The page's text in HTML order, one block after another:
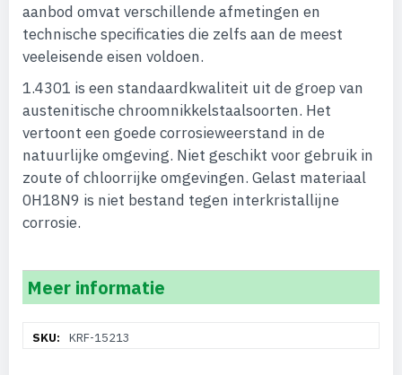
aanbod omvat verschillende afmetingen en
technische specificaties die zelfs aan de meest
veeleisende eisen voldoen.
1.4301 is een standaardkwaliteit uit de groep van
austenitische chroomnikkelstaalsoorten. Het
vertoont een goede corrosieweerstand in de
natuurlijke omgeving. Niet geschikt voor gebruik in
zoute of chloorrijke omgevingen. Gelast materiaal
0H18N9 is niet bestand tegen interkristallijne
corrosie.
Meer informatie
informatieKRF-15213